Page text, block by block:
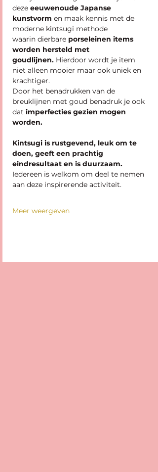
deze eeuwenoude Japanse
kunstvorm en maak kennis met de
moderne kintsugi methode
waarin dierbare porseleinen items
worden hersteld met
goudlijnen. Hierdoor wordt je item
niet alleen mooier maar ook uniek en
krachtiger.
Door het benadrukken van de
breuklijnen met goud benadruk je ook
dat imperfecties gezien mogen
worden.
Kintsugi is rustgevend, leuk om te
doen, geeft een prachtig
eindresultaat en is duurzaam.
Iedereen is welkom om deel te nemen
aan deze inspirerende activiteit.
Meer weergeven